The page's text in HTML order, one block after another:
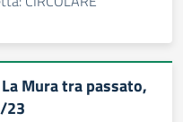
Mura tra passato,
23